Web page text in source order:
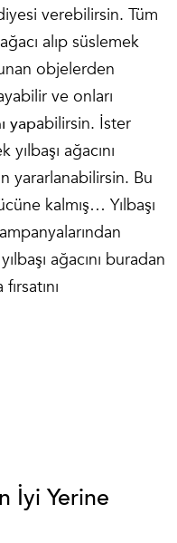
verebilirsin. Tüm
alıp süslemek
objelerden
ve onları
yapabilirsin. İster
ağacını
yararlanabilirsin. Bu
kalmış… Yılbaşı
ağacını buradan
İyi Yerine